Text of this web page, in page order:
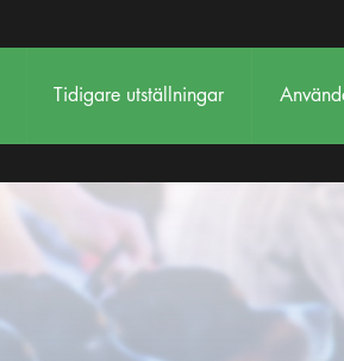
Tidigare utställningar